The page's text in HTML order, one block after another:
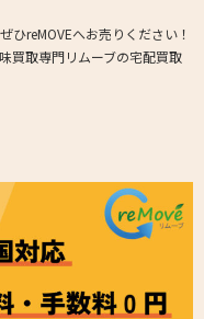
ひreMOVEへお売りください！
買取専門リムーブの宅配買取